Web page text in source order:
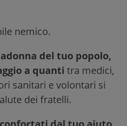
nemico.
del tuo popolo,
a quanti tra medici,
sanitari e volontari si
dei fratelli.